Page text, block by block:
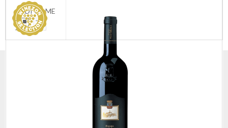
VEDI COME